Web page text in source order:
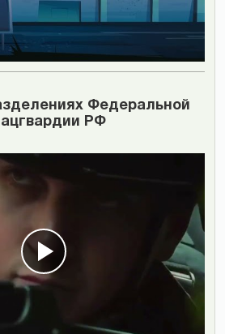
Федеральной
РФ